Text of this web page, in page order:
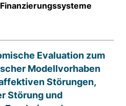
Evaluation zum
Modellvorhaben
Störungen,
Störung und